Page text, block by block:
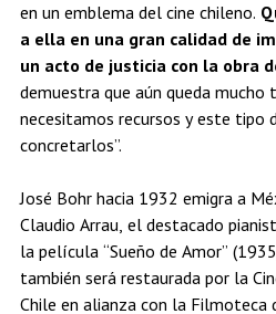
en un emblema del cine chileno.
a ella en una gran calidad de
un acto de justicia con la obra
demuestra que aún queda mucho
necesitamos recursos y este tipo
concretarlos”.
José Bohr hacia 1932 emigra a
Claudio Arrau, el destacado
la película “Sueño de Amor”
también será restaurada por la
Chile en alianza con la Filmoteca